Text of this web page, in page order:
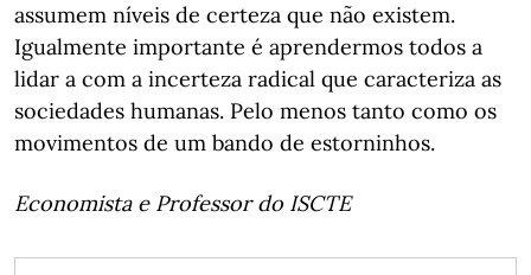
assumem níveis de certeza que não existem.
Igualmente importante é aprendermos todos a
lidar a com a incerteza radical que caracteriza as
sociedades humanas. Pelo menos tanto como os
movimentos de um bando de estorninhos.
Economista e Professor do ISCTE